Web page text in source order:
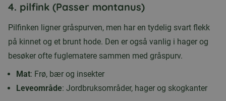
4. pilfink (Passer montanus)
Pilfinken ligner gråspurven, men har en tydelig svart flekk
på kinnet og et brunt hode. Den er også vanlig i hager og
besøker ofte fuglematere sammen med gråspurv.
Mat: Frø, bær og insekter
Leveområde: Jordbruksområder, hager og skogkanter